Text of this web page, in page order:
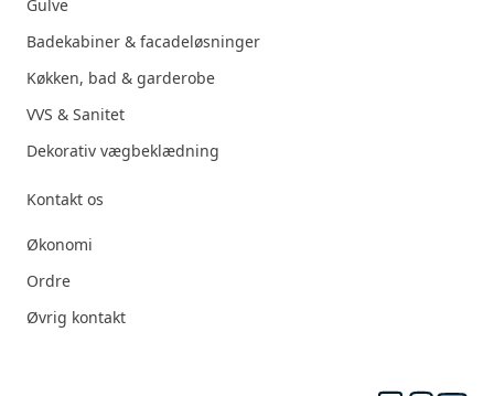
Gulve
Badekabiner & facadeløsninger
Køkken, bad & garderobe
VVS & Sanitet
Dekorativ vægbeklædning
Kontakt os
Økonomi
Ordre
Øvrig kontakt